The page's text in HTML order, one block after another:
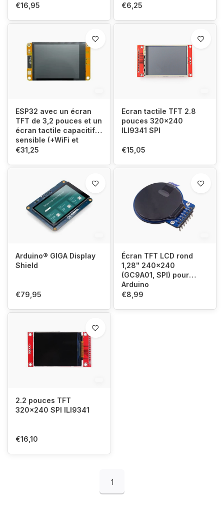
€16,95 €6,25
ESP32 avec un écran
TFT de 3,2 pouces et un
écran tactile capacitif
sensible (+WiFi et
Bluetooth)
€31,25
Ecran tactile TFT 2.8
pouces 320x240
ILI9341 SPI
€15,05
Arduino® GIGA Display
Shield
€79,95
Écran TFT LCD rond
1,28" 240×240
(GC9A01, SPI) pour
Arduino
€8,99
2.2 pouces TFT
320x240 SPI ILI9341
€16,10
1